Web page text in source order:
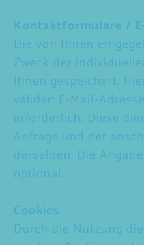
Kontaktformulare /
Die von Ihnen
Zweck der
Ihnen gespeichert.
validen E-Mail-
erforderlich. Diese
Anfrage und der
derselben. Die
optional.
Cookies
Durch die Nutzung